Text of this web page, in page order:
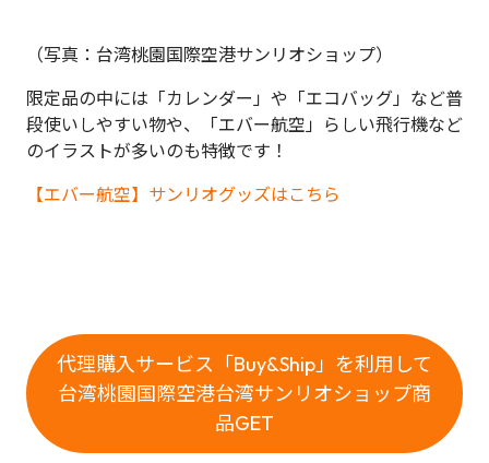
（写真：台湾桃園国際空港サンリオショップ）
限定品の中には「カレンダー」や「エコバッグ」など普
段使いしやすい物や、「エバー航空」らしい飛行機など
のイラストが多いのも特徴です！
【エバー航空】サンリオグッズはこちら
代理購入サービス「Buy&Ship」を利用して
台湾桃園国際空港台湾サンリオショップ商
品GET